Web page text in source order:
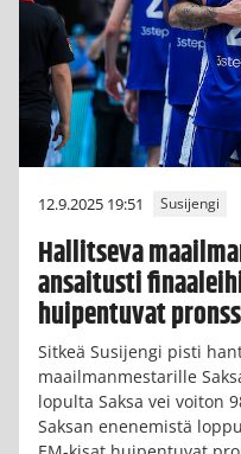
12.9.2025 19:51 Susijengi
Hallitseva
ansaitusti
huipentuvat
Sitkeä Susijengi pisti
maailmanmestarille
lopulta Saksa vei voiton
Saksan enenemistä